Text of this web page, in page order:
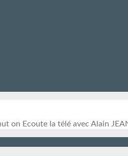
on Ecoute la télé avec Alain